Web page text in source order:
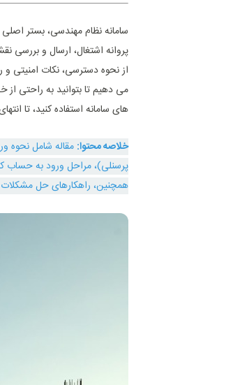
سامانه نظام مهندسی، بستر
پروانه اشتغال، ارسال و بررسی
از نحوه دسترسی، نکات امنیتی
می ‌دهیم تا بتوانید به ‌راحتی
‌های سامانه استفاده کنید، تا
خلاصه محتوا: مقاله شامل نحوه
پرسنلی)، مراحل ورود به حساب
همچنین، راهکارهای حل